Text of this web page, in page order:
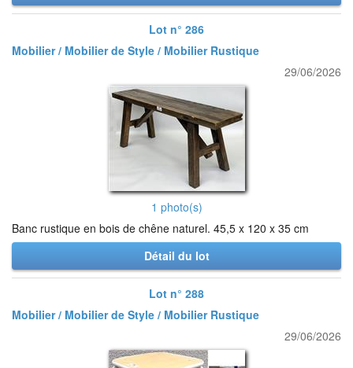
Lot n° 286
Mobilier / Mobilier de Style / Mobilier Rustique
29/06/2026
1 photo(s)
Banc rustique en bois de chêne naturel. 45,5 x 120 x 35 cm
Détail du lot
Lot n° 288
Mobilier / Mobilier de Style / Mobilier Rustique
29/06/2026